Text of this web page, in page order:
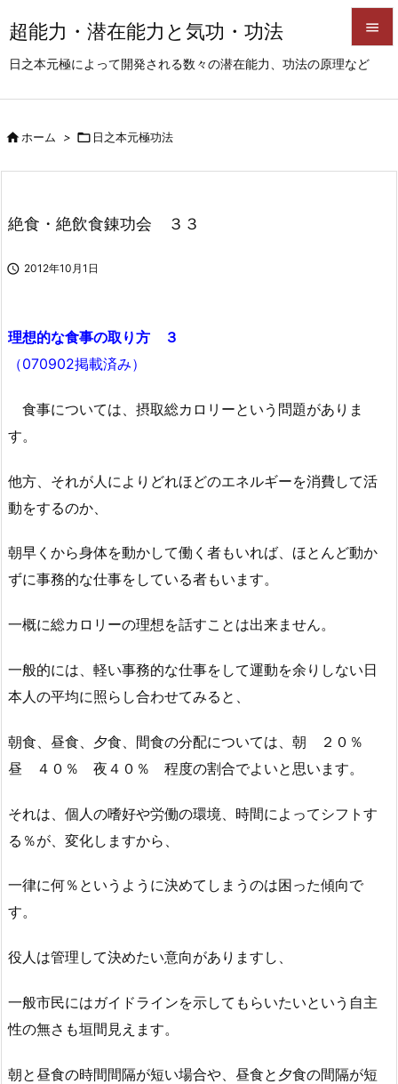
超能力・潜在能力と気功・功法
日之本元極によって開発される数々の潜在能力、功法の原理など


前へ
ホーム >  日之本元極功法
絶食・絶飲食錬功会 ３３
 2012年10月1日
理想的な食事の取り方 ３
（070902掲載済み）
食事については、摂取総カロリーという問題がありま
す。
他方、それが人によりどれほどのエネルギーを消費して活
動をするのか、
朝早くから身体を動かして働く者もいれば、ほとんど動か
ずに事務的な仕事をしている者もいます。
一概に総カロリーの理想を話すことは出来ません。
一般的には、軽い事務的な仕事をして運動を余りしない日
本人の平均に照らし合わせてみると、
朝食、昼食、夕食、間食の分配については、朝 ２０％
昼 ４０％ 夜４０％ 程度の割合でよいと思います。
それは、個人の嗜好や労働の環境、時間によってシフトす
る％が、変化しますから、
一律に何％というように決めてしまうのは困った傾向で
す。
役人は管理して決めたい意向がありますし、
一般市民にはガイドラインを示してもらいたいという自主
性の無さも垣間見えます。
朝と昼食の時間間隔が短い場合や、昼食と夕食の間隔が短